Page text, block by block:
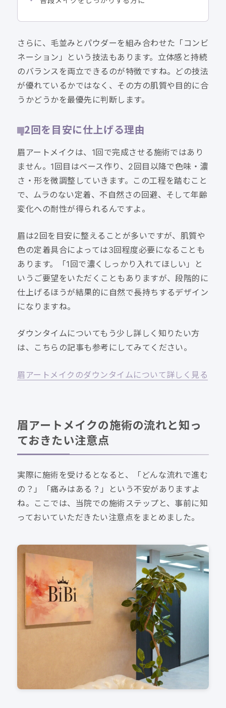
さらに、毛並みとパウダーを組み合わせた「コンビ
ネーション」という技法もあります。立体感と持続
のバランスを両立できるのが特徴ですね。どの技法
が優れているかではなく、その方の肌質や目的に合
うかどうかを最優先に判断します。
2回を目安に仕上げる理由
眉アートメイクは、1回で完成させる施術ではあり
ません。1回目はベース作り、2回目以降で色味・濃
さ・形を微調整していきます。この工程を踏むこと
で、ムラのない定着、不自然さの回避、そして年齢
変化への耐性が得られるんですよ。
眉は2回を目安に整えることが多いですが、肌質や
色の定着具合によっては3回程度必要になることも
あります。「1回で濃くしっかり入れてほしい」と
いうご要望をいただくこともありますが、段階的に
仕上げるほうが結果的に自然で長持ちするデザイン
になりますね。
ダウンタイムについてもう少し詳しく知りたい方
は、こちらの記事も参考にしてみてください。
眉アートメイクのダウンタイムについて詳しく見る
眉アートメイクの施術の流れと知っ
ておきたい注意点
実際に施術を受けるとなると、「どんな流れで進む
の？」「痛みはある？」という不安がありますよ
ね。ここでは、当院での施術ステップと、事前に知
っておいていただきたい注意点をまとめました。